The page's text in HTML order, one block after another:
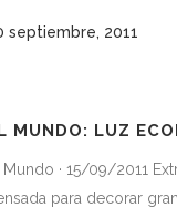
septiembre, 2011
MUNDO: LUZ
Mundo · 15/09/2011
para decorar